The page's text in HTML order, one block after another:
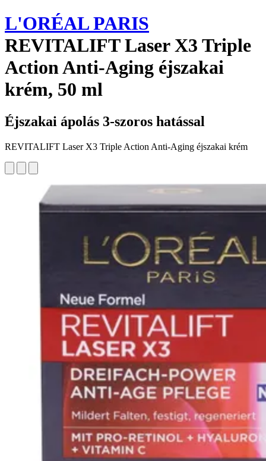
L'ORÉAL PARIS
REVITALIFT Laser X3 Triple
Action Anti-Aging éjszakai
krém, 50 ml
Éjszakai ápolás 3-szoros hatással
REVITALIFT Laser X3 Triple Action Anti-Aging éjszakai krém